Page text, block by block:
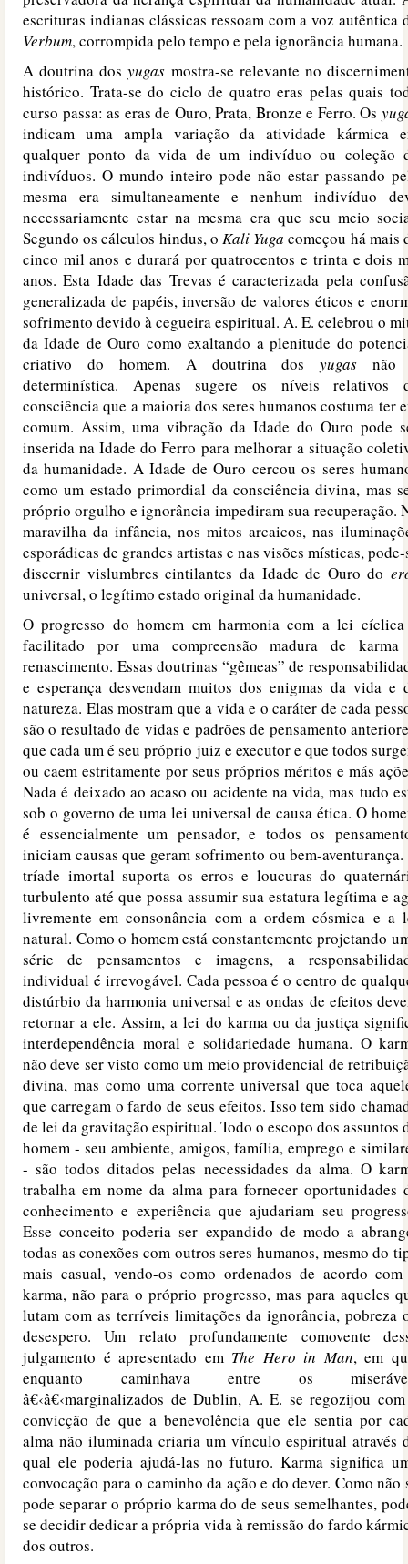
escrituras indianas clássicas ressoam com a voz autêntica
Verbum, corrompida pelo tempo e pela ignorância humana.
A doutrina dosyugas mostra-se relevante no
histórico. Trata-se do ciclo de quatro eras pelas quais
curso passa: as eras de Ouro, Prata, Bronze e Ferro. Os
indicam uma ampla variação da atividade kármica
qualquer ponto da vida de um indivíduo ou coleção
indivíduos. O mundo inteiro pode não estar passando
mesma era simultaneamente e nenhum indivíduo
necessariamente estar na mesma era que seu meio
Segundo os cálculos hindus, o Kali Yuga começou há mais
cinco mil anos e durará por quatrocentos e trinta e dois
anos. Esta Idade das Trevas é caracterizada pela
generalizada de papéis, inversão de valores éticos e
sofrimento devido à cegueira espiritual. A. E. celebrou o
da Idade de Ouro como exaltando a plenitude do
criativo do homem. A doutrina dosyugas não
determinística. Apenas sugere os níveis relativos
consciência que a maioria dos seres humanos costuma ter
comum. Assim, uma vibração da Idade do Ouro pode
inserida na Idade do Ferro para melhorar a situação
da humanidade. A Idade de Ouro cercou os seres
como um estado primordial da consciência divina, mas
próprio orgulho e ignorância impediram sua recuperação.
maravilha da infância, nos mitos arcaicos, nas
esporádicas de grandes artistas e nas visões místicas, pode-
discernir vislumbres cintilantes da Idade de Ouro do
universal, o legítimo estado original da humanidade.
O progresso do homem em harmonia com a lei
facilitado por uma compreensão madura de
renascimento. Essas doutrinas “gêmeas” de
e esperança desvendam muitos dos enigmas da vida e
natureza. Elas mostram que a vida e o caráter de cada
são o resultado de vidas e padrões de pensamento
que cada um é seu próprio juiz e executor e que todos
ou caem estritamente por seus próprios méritos e más
Nada é deixado ao acaso ou acidente na vida, mas tudo
sob o governo de uma lei universal de causa ética. O
é essencialmente um pensador, e todos os
iniciam causas que geram sofrimento ou bem-
tríade imortal suporta os erros e loucuras do
turbulento até que possa assumir sua estatura legítima e
livremente em consonância com a ordem cósmica e a
natural. Como o homem está constantemente projetando
série de pensamentos e imagens, a
individual é irrevogável. Cada pessoa é o centro de
distúrbio da harmonia universal e as ondas de efeitos
retornar a ele. Assim, a lei do karma ou da justiça
interdependência moral e solidariedade humana. O
não deve ser visto como um meio providencial de
divina, mas como uma corrente universal que toca
que carregam o fardo de seus efeitos. Isso tem sido
de lei da gravitação espiritual. Todo o escopo dos assuntos
homem - seu ambiente, amigos, família, emprego e
- são todos ditados pelas necessidades da alma. O
trabalha em nome da alma para fornecer oportunidades
conhecimento e experiência que ajudariam seu
Esse conceito poderia ser expandido de modo a
todas as conexões com outros seres humanos, mesmo do
mais casual, vendo-os como ordenados de acordo
karma, não para o próprio progresso, mas para aqueles
lutam com as terríveis limitações da ignorância, pobreza
desespero. Um relato profundamente comovente
julgamento é apresentado em The Hero in Man, em
enquanto caminhava entre os
â€‹â€‹marginalizados de Dublin, A. E. se regozijou
convicção de que a benevolência que ele sentia por
alma não iluminada criaria um vínculo espiritual através
qual ele poderia ajudá-las no futuro. Karma significa
convocação para o caminho da ação e do dever. Como não
pode separar o próprio karma do de seus semelhantes,
se decidir dedicar a própria vida à remissão do fardo
dos outros.